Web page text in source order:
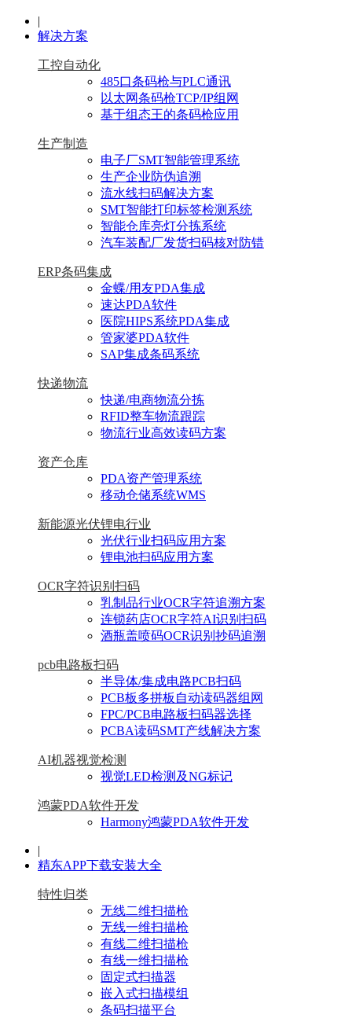
|
解决方案
工控自动化
485口条码枪与PLC通讯
以太网条码枪TCP/IP组网
基于组态王的条码枪应用
生产制造
电子厂SMT智能管理系统
生产企业防伪追溯
流水线扫码解决方案
SMT智能打印标签检测系统
智能仓库亮灯分拣系统
汽车装配厂发货扫码核对防错
ERP条码集成
金蝶/用友PDA集成
速达PDA软件
医院HIPS系统PDA集成
管家婆PDA软件
SAP集成条码系统
快递物流
快递/电商物流分拣
RFID整车物流跟踪
物流行业高效读码方案
资产仓库
PDA资产管理系统
移动仓储系统WMS
新能源光伏锂电行业
光伏行业扫码应用方案
锂电池扫码应用方案
OCR字符识别扫码
乳制品行业OCR字符追溯方案
连锁药店OCR字符AI识别扫码
酒瓶盖喷码OCR识别抄码追溯
pcb电路板扫码
半导体/集成电路PCB扫码
PCB板多拼板自动读码器组网
FPC/PCB电路板扫码器选择
PCBA读码SMT产线解决方案
AI机器视觉检测
视觉LED检测及NG标记
鸿蒙PDA软件开发
Harmony鸿蒙PDA软件开发
|
精东APP下载安装大全
特性归类
无线二维扫描枪
无线一维扫描枪
有线二维扫描枪
有线一维扫描枪
固定式扫描器
嵌入式扫描模组
条码扫描平台